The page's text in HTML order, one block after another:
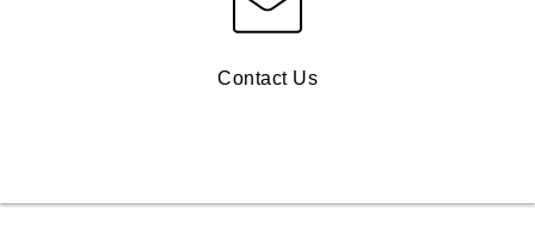
Contact Us